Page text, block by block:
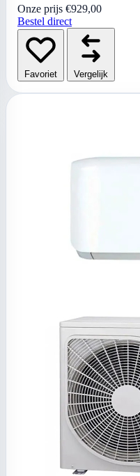
Onze prijs €929,00
Bestel direct
Favoriet Vergelijk